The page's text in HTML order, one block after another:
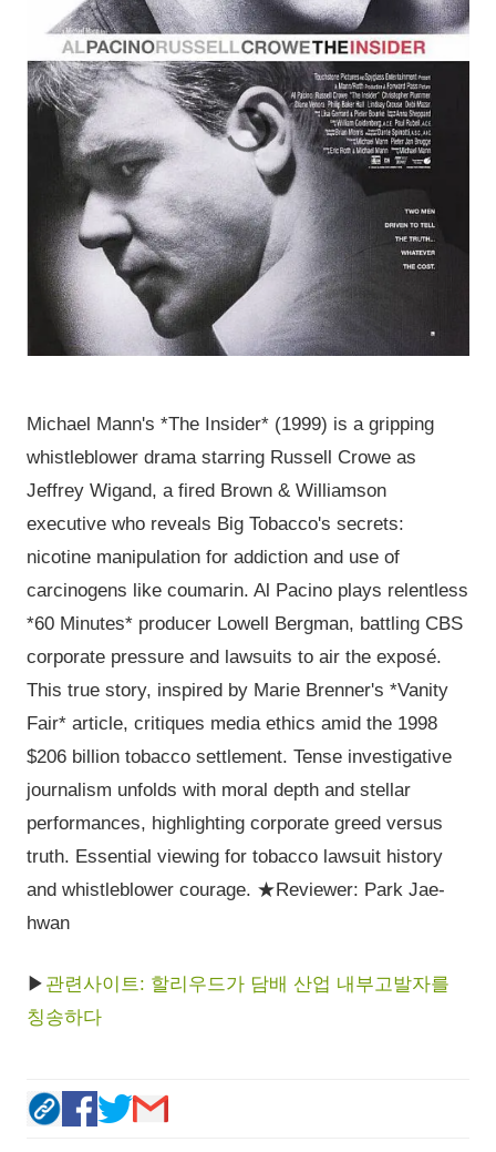
Michael Mann's *The Insider* (1999) is a gripping
whistleblower drama starring Russell Crowe as
Jeffrey Wigand, a fired Brown & Williamson
executive who reveals Big Tobacco's secrets:
nicotine manipulation for addiction and use of
carcinogens like coumarin. Al Pacino plays relentless
*60 Minutes* producer Lowell Bergman, battling CBS
corporate pressure and lawsuits to air the exposé.
This true story, inspired by Marie Brenner's *Vanity
Fair* article, critiques media ethics amid the 1998
$206 billion tobacco settlement. Tense investigative
journalism unfolds with moral depth and stellar
performances, highlighting corporate greed versus
truth. Essential viewing for tobacco lawsuit history
and whistleblower courage. ★Reviewer: Park Jae-
hwan
▶ 관련사이트: 할리우드가 담배 산업 내부고발자를
칭송하다